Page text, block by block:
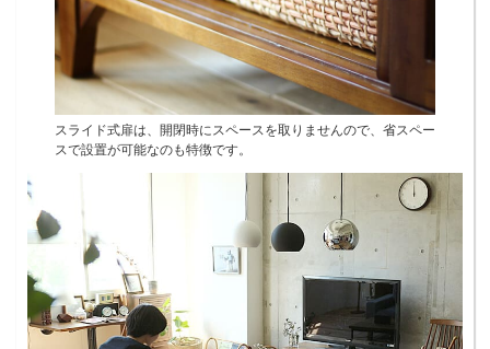
スライド式扉は、開閉時にスペースを取りませんので、省スペー
スで設置が可能なのも特徴です。